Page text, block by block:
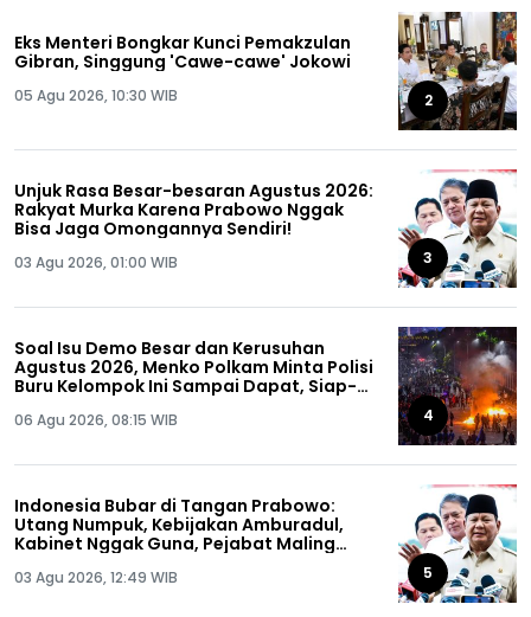
Eks Menteri Bongkar Kunci Pemakzulan
Gibran, Singgung 'Cawe-cawe' Jokowi
05 Agu 2026, 10:30 WIB 2
Unjuk Rasa Besar-besaran Agustus 2026:
Rakyat Murka Karena Prabowo Nggak
Bisa Jaga Omongannya Sendiri!
03 Agu 2026, 01:00 WIB 3
Soal Isu Demo Besar dan Kerusuhan
Agustus 2026, Menko Polkam Minta Polisi
Buru Kelompok Ini Sampai Dapat, Siap-
06 Agu 2026, 08:15 WIB 4
Indonesia Bubar di Tangan Prabowo:
Utang Numpuk, Kebijakan Amburadul,
Kabinet Nggak Guna, Pejabat Maling
03 Agu 2026, 12:49 WIB 5